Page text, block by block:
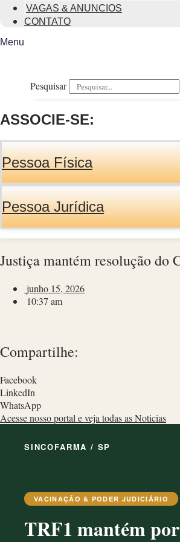
VAGAS & ANUNCIOS
CONTATO
Menu
Pesquisar
ASSOCIE-SE:
Pessoa Física
Pessoa Jurídica
Justiça mantém resolução do
junho 15, 2026
10:37 am
Compartilhe:
Facebook
LinkedIn
WhatsApp
Acesse nosso portal e veja todas as Noticias
SINCOFARMA / SP
VACINAÇÃO & PODER JUDICIÁRIO
TRF1 mantém